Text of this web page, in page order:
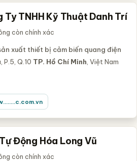
Ty TNHH Kỹ Thuật Danh Trí
còn chính xác
xuất thiết bị cảm biến quang điện
P.5, Q.10 TP. Hồ Chí Minh , Việt Nam
Động Hóa Long Vũ
còn chính xác